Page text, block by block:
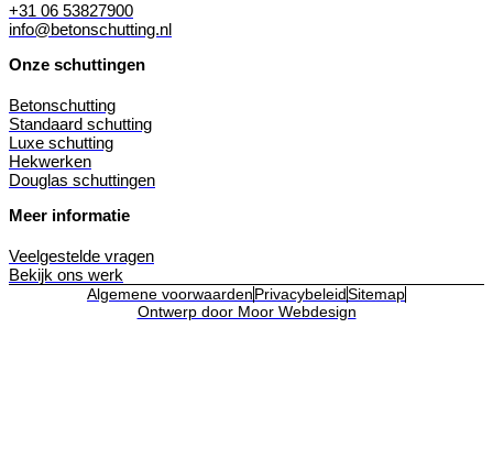
+31 06 53827900
info@betonschutting.nl
Onze schuttingen
Betonschutting
Standaard schutting
Luxe schutting
Hekwerken
Douglas schuttingen
Meer informatie
Veelgestelde vragen
Bekijk ons werk
Algemene voorwaardenPrivacybeleidSitemap
Ontwerp door Moor Webdesign